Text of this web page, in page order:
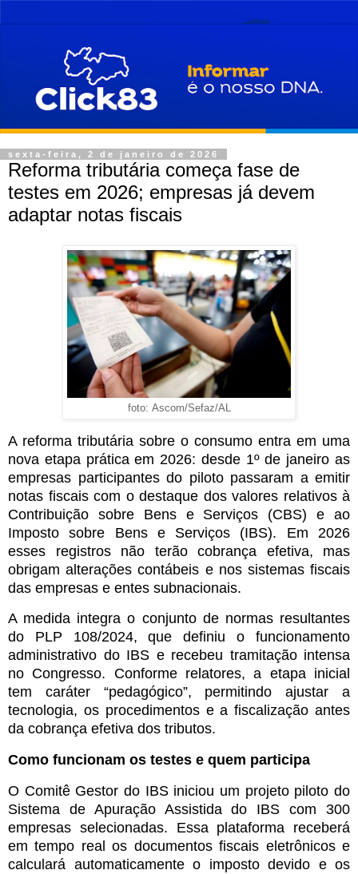
sexta-feira, 2 de janeiro de 2026
Reforma tributária começa fase de
testes em 2026; empresas já devem
adaptar notas fiscais
foto: Ascom/Sefaz/AL
A reforma tributária sobre o consumo entra em uma
nova etapa prática em 2026: desde 1º de janeiro as
empresas participantes do piloto passaram a emitir
notas fiscais com o destaque dos valores relativos à
Contribuição sobre Bens e Serviços (CBS) e ao
Imposto sobre Bens e Serviços (IBS). Em 2026
esses registros não terão cobrança efetiva, mas
obrigam alterações contábeis e nos sistemas fiscais
das empresas e entes subnacionais.
A medida integra o conjunto de normas resultantes
do PLP 108/2024, que definiu o funcionamento
administrativo do IBS e recebeu tramitação intensa
no Congresso. Conforme relatores, a etapa inicial
tem caráter “pedagógico”, permitindo ajustar a
tecnologia, os procedimentos e a fiscalização antes
da cobrança efetiva dos tributos.
Como funcionam os testes e quem participa
O Comitê Gestor do IBS iniciou um projeto piloto do
Sistema de Apuração Assistida do IBS com 300
empresas selecionadas. Essa plataforma receberá
em tempo real os documentos fiscais eletrônicos e
calculará automaticamente o imposto devido e os